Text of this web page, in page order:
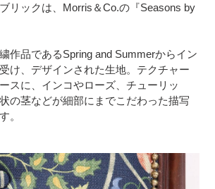
リックは、Morris＆Co.の『Seasons by
作品であるSpring and Summerからイン
け、デザインされた生地。テクチャー
スに、インコやローズ、チューリッ
の茎などが細部にまでこだわった描写
。